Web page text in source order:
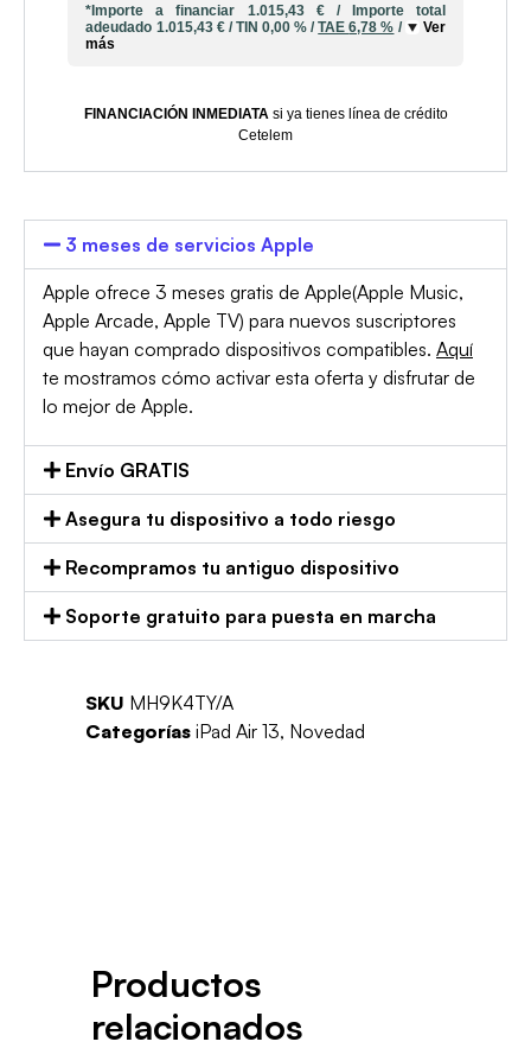
*Importe a financiar 1.015,43 € / Importe total
adeudado 1.015,43 €/TIN 0,00 % /TAE6,78 % /
Ver
más
FINANCIACIÓN INMEDIATAsi ya tienes línea de crédito
Cetelem
3 meses de servicios Apple
Apple ofrece 3 meses gratis de Apple(Apple Music,
Apple Arcade, Apple TV) para nuevos suscriptores
que hayan comprado dispositivos compatibles. Aquí
te mostramos cómo activar esta oferta y disfrutar de
lo mejor de Apple.
Envío GRATIS
Asegura tu dispositivo a todo riesgo
Recompramos tu antiguo dispositivo
Soporte gratuito para puesta en marcha
SKU MH9K4TY/A
Categorías iPad Air 13, Novedad
Productos
relacionados